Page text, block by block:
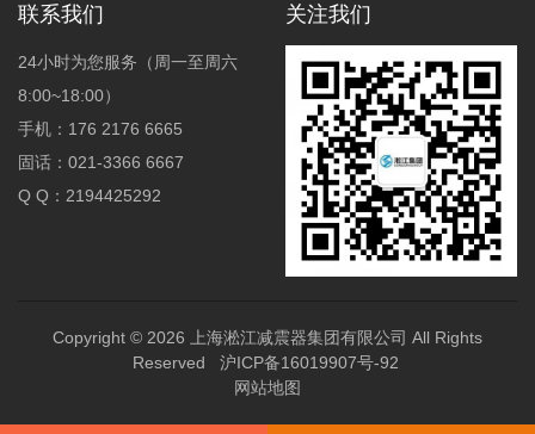
联系我们
24小时为您服务（周一至周六
8:00~18:00）
手机：176 2176 6665
固话：021-3366 6667
Q Q：2194425292
关注我们
Copyright © 2026 上海淞江减震器集团有限公司 All Rights
Reserved 沪ICP备16019907号-92
网站地图